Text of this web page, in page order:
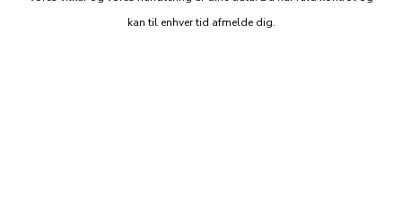
kan til enhver tid afmelde dig.